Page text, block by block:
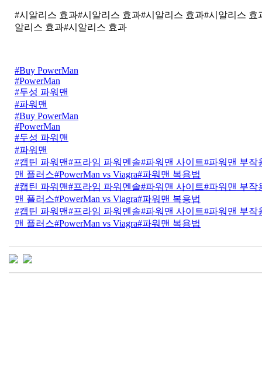
#시알리스 효과#시알리스 효과#시알리스 효과#시알리스
알리스 효과#시알리스 효과
#Buy PowerMan
#PowerMan
#두성 파워맨
#파워맨
#Buy PowerMan
#PowerMan
#두성 파워맨
#파워맨
#캡틴 파워맨#프라임 파워멘솔#파워맨 사이트#파워맨 부작
맨 플러스#PowerMan vs Viagra#파워맨 복용법
#캡틴 파워맨#프라임 파워멘솔#파워맨 사이트#파워맨 부작
맨 플러스#PowerMan vs Viagra#파워맨 복용법
#캡틴 파워맨#프라임 파워멘솔#파워맨 사이트#파워맨 부작
맨 플러스#PowerMan vs Viagra#파워맨 복용법